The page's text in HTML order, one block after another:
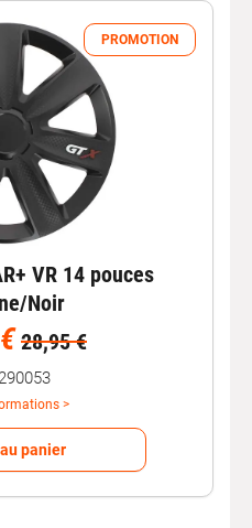
PROMOTION
VR 14 pouces
Noir
28,95 €
>
panier